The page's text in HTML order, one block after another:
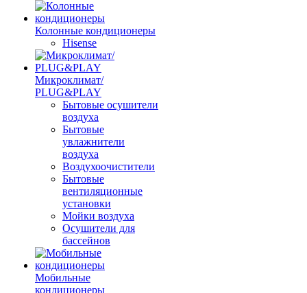
Колонные кондиционеры
Hisense
Микроклимат/
PLUG&PLAY
Бытовые осушители
воздуха
Бытовые
увлажнители
воздуха
Воздухоочистители
Бытовые
вентиляционные
установки
Мойки воздуха
Осушители для
бассейнов
Мобильные
кондиционеры